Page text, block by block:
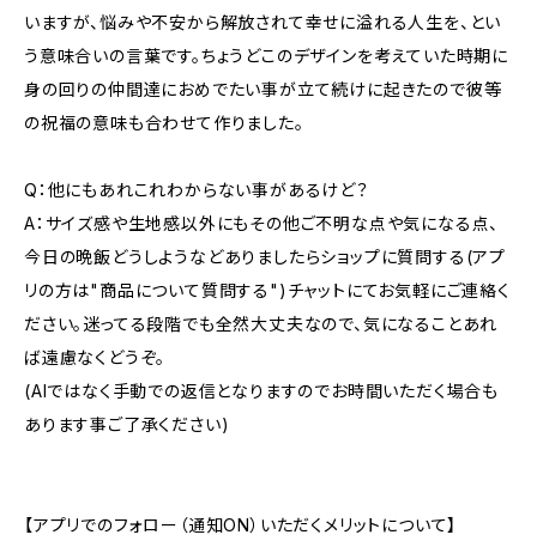
いますが、悩みや不安から解放されて幸せに溢れる人生を、とい
う意味合いの言葉です。ちょうどこのデザインを考えていた時期に
身の回りの仲間達におめでたい事が立て続けに起きたので彼等
の祝福の意味も合わせて作りました。
Q：他にもあれこれわからない事があるけど？
A：サイズ感や生地感以外にもその他ご不明な点や気になる点、
今日の晩飯どうしようなどありましたらショップに質問する(アプ
リの方は"商品について質問する")チャットにてお気軽にご連絡く
ださい。迷ってる段階でも全然大丈夫なので、気になることあれ
ば遠慮なくどうぞ。
(AIではなく手動での返信となりますのでお時間いただく場合も
あります事ご了承ください)
【アプリでのフォロー（通知ON）いただくメリットについて】